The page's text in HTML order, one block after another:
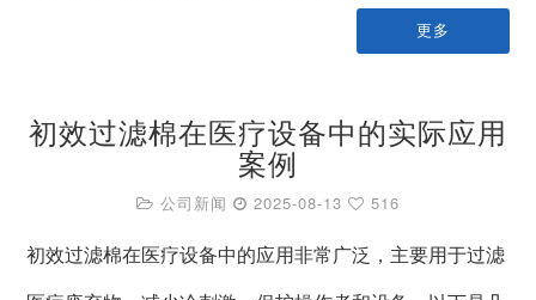
更多
初效过滤棉在医疗设备中的实际应用
案例
公司新闻 2025-08-13 516
初效过滤棉在医疗设备中的应用非常广泛，主要用于过滤